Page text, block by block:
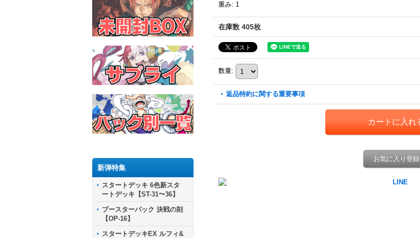
新弾特集
スタートデッキ 6色新スタ
ートデッキ【ST-31〜36】
ブースターパック 決戦の刻
【OP-16】
スタートデッキEX ルフィ&
重み: 1
在庫数 405枚
数量:
返品特約に関する重要事項
お気に入り登録